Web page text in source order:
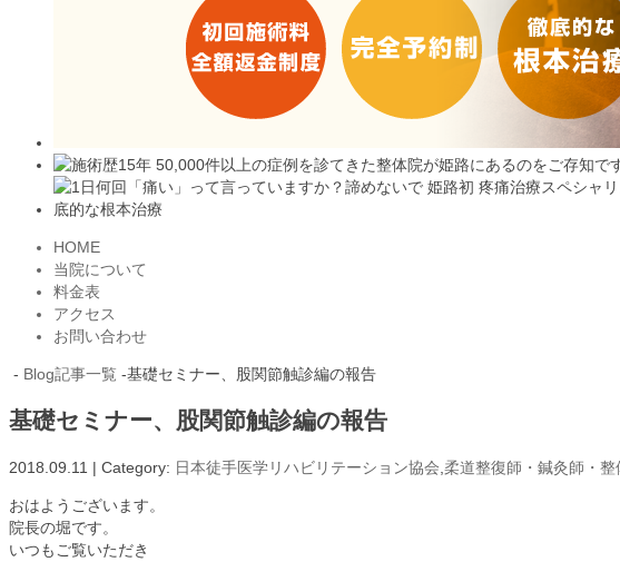
HOME
当院について
料金表
アクセス
お問い合わせ
- Blog記事一覧 -基礎セミナー、股関節触診編の報告
基礎セミナー、股関節触診編の報告
2018.09.11 | Category: 日本徒手医学リハビリテーション協会,柔道整復師・鍼灸師・整
おはようございます。
院長の堀です。
いつもご覧いただき